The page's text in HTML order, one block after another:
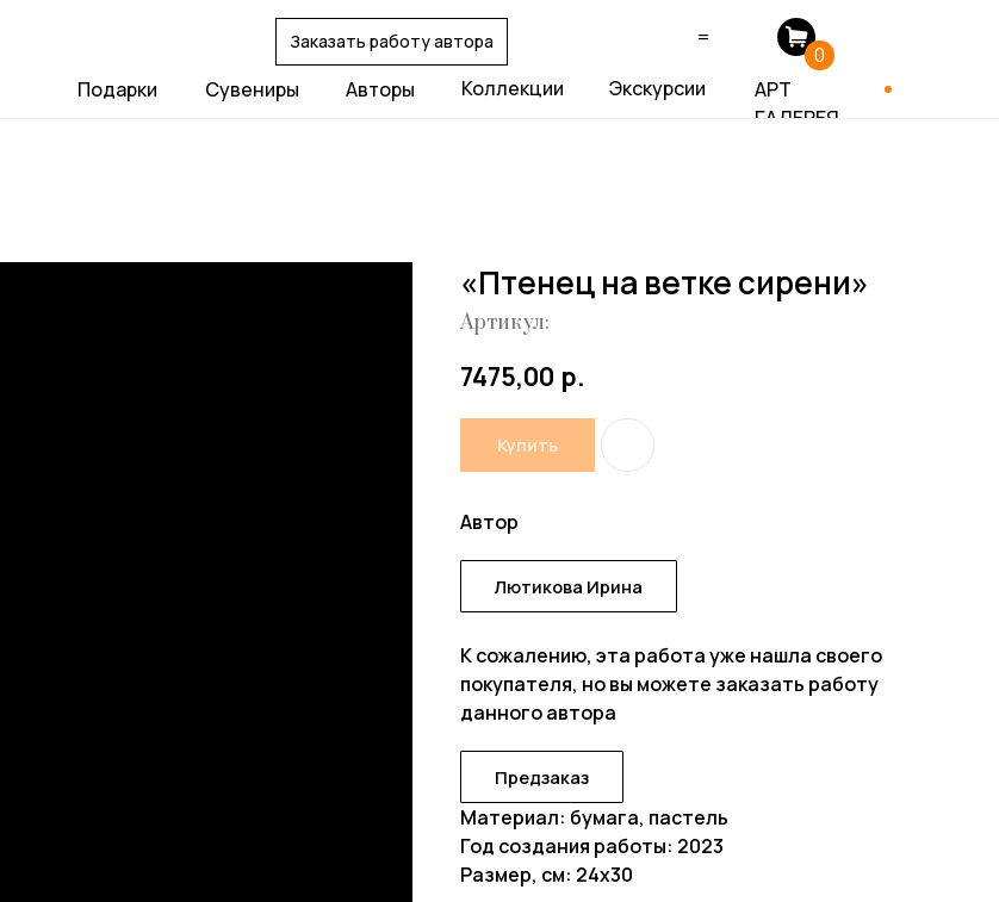
Подарки Сувениры Авторы Экскурсии
АРТ
ГАЛЕРЕЯ
=
0
Заказать работу автора
Коллекции
«Птенец на ветке сирени»
Артикул:
7475,00 р.
Купить
Автор
Лютикова Ирина
К сожалению, эта работа уже нашла своего
покупателя, но вы можете заказать работу
данного автора
Предзаказ
Материал: бумага, пастель
Год создания работы: 2023
Размер, см: 24х30